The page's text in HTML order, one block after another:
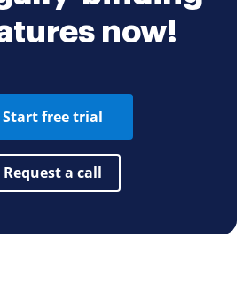
now!
Start free trial
Request a call